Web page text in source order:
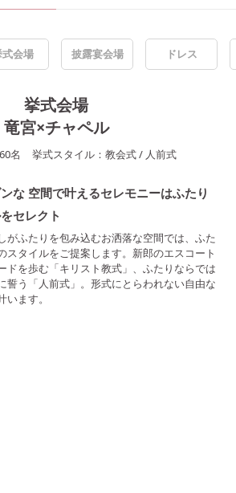
式会場 披露宴会場 ドレス
挙式会場
竜宮×チャペル
60名 挙式スタイル： 教会式/ 人前式
な 空間で叶えるセレモニーはふたり
セレクト
がふたりを包み込むお洒落な空間では、ふた
スタイルをご提案します。新郎のエスコート
ドを歩む「キリスト教式」、ふたりならでは
誓う「人前式」。形式にとらわれない自由な
ます。